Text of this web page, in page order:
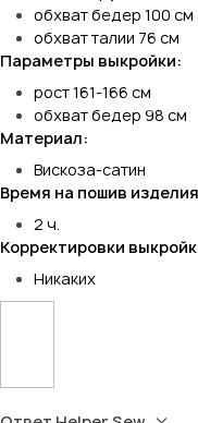
обхват бедер 100 см
обхват талии 76 см
Параметры выкройки:
рост 161-166 см
обхват бедер 98 см
Материал:
Вискоза-сатин
Время на пошив
2 ч.
Корректировки
Никаких